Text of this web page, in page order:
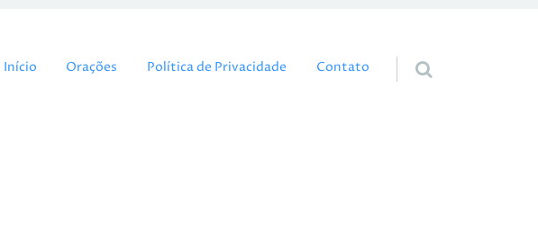
Pular para o conteúdo
Início Orações Política de Privacidade Contato